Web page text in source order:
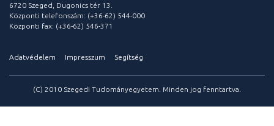
6720 Szeged, Dugonics tér 13.
Központi telefonszám: (+36-62) 544-000
Központi fax: (+36-62) 546-371
Adatvédelem Impresszum Segítség
(C) 2010 Szegedi Tudományegyetem. Minden jog fenntartva.